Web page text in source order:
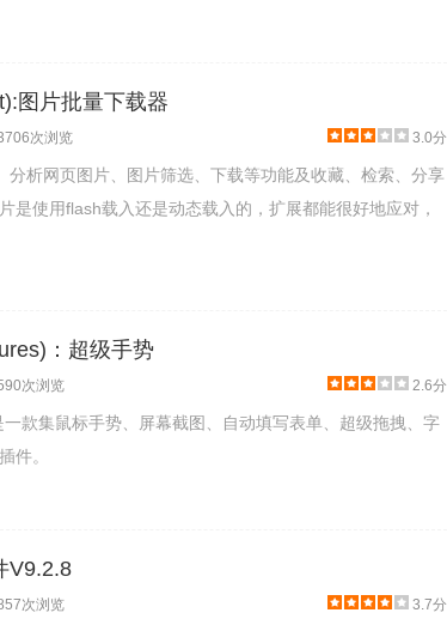
图片批量下载器
次浏览 3.0分
析网页图片、图片筛选、下载等功能及收藏、检索、分享
是使用flash载入还是动态载入的，扩展都能很好地应对，
：超级手势
次浏览 2.6分
款集鼠标手势、屏幕截图、自动填写表单、超级拖拽、字
件。
V9.2.8
次浏览 3.7分